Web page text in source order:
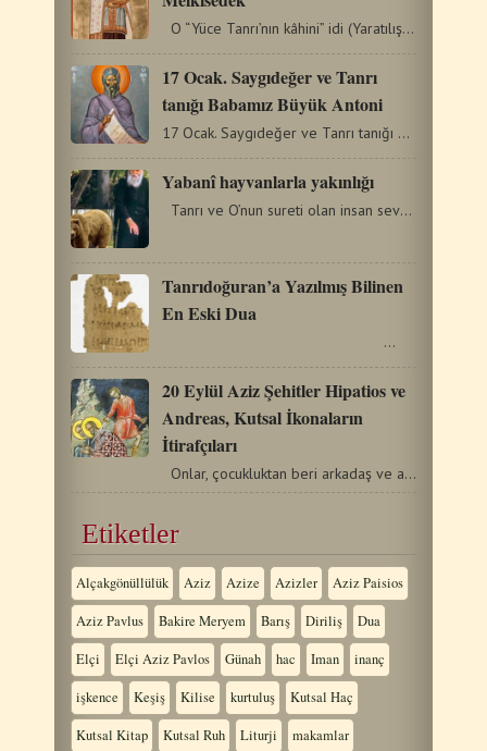
O “Yüce Tanrı’nın kâhini” idi (Yaratılış…
17 Ocak. Saygıdeğer ve Tanrı
tanığı Babamız Büyük Antoni
17 Ocak. Saygıdeğer ve Tanrı tanığı Babamız Büyük Antoni…
Yabanî hayvanlarla yakınlığı
Tanrı ve O’nun sureti olan insan sevgisi Aziz Paisios’un…
Tanrıdoğuran’a Yazılmış Bilinen
En Eski Dua
…
20 Eylül Aziz Şehitler Hipatios ve
Andreas, Kutsal İkonaların
İtirafçıları
Onlar, çocukluktan beri arkadaş ve azizlikte emektaşlardı.…
Etiketler
Alçakgönüllülük Aziz Azize Azizler Aziz Paisios
Aziz Pavlus Bakire Meryem Barış Diriliş Dua
Elçi Elçi Aziz Pavlos Günah hac Iman inanç
işkence Keşiş Kilise kurtuluş Kutsal Haç
Kutsal Kitap Kutsal Ruh Liturji makamlar